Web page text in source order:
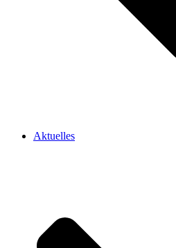
Aktuelles